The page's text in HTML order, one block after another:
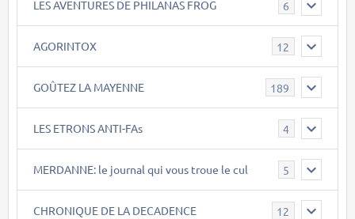
LES AVENTURES DE PHILANAS FROG 6
AGORINTOX 12
GOÛTEZ LA MAYENNE 189
LES ETRONS ANTI-FAs 4
MERDANNE: le journal qui vous troue le cul 5
CHRONIQUE DE LA DECADENCE 12